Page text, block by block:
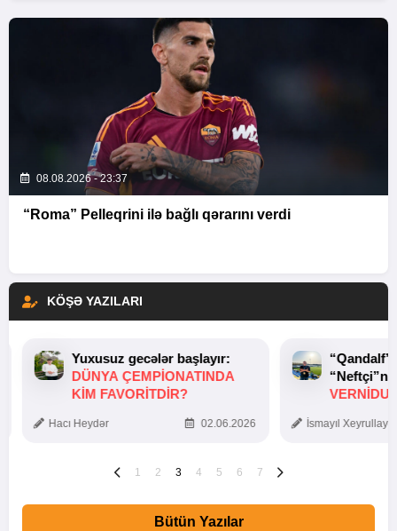
08.08.2026 - 23:37
“Roma” Pelleqrini ilə bağlı qərarını verdi
KÖŞƏ YAZILARI
Yuxusuz gecələr başlayır:
DÜNYA ÇEMPIONATINDA
KIM FAVORITDIR?
Hacı Heydər 02.06.2026 İsmayıl
1 2 3 4 5 6 7
Bütün Yazılar